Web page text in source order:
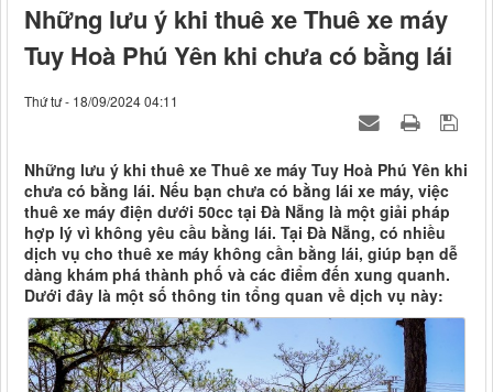
Những lưu ý khi thuê xe Thuê xe máy
Tuy Hoà Phú Yên khi chưa có bằng lái
Thứ tư - 18/09/2024 04:11
Những lưu ý khi thuê xe Thuê xe máy Tuy Hoà Phú Yên khi
chưa có bằng lái. Nếu bạn chưa có bằng lái xe máy, việc
thuê xe máy điện dưới 50cc tại Đà Nẵng là một giải pháp
hợp lý vì không yêu cầu bằng lái. Tại Đà Nẵng, có nhiều
dịch vụ cho thuê xe máy không cần bằng lái, giúp bạn dễ
dàng khám phá thành phố và các điểm đến xung quanh.
Dưới đây là một số thông tin tổng quan về dịch vụ này: